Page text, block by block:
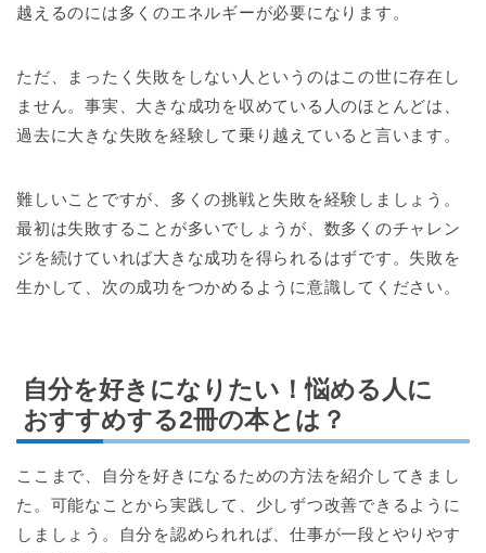
越えるのには多くのエネルギーが必要になります。
ただ、まったく失敗をしない人というのはこの世に存在し
ません。事実、大きな成功を収めている人のほとんどは、
過去に大きな失敗を経験して乗り越えていると言います。
難しいことですが、多くの挑戦と失敗を経験しましょう。
最初は失敗することが多いでしょうが、数多くのチャレン
ジを続けていれば大きな成功を得られるはずです。失敗を
生かして、次の成功をつかめるように意識してください。
自分を好きになりたい！悩める人に
おすすめする2冊の本とは？
ここまで、自分を好きになるための方法を紹介してきまし
た。可能なことから実践して、少しずつ改善できるように
しましょう。自分を認められれば、仕事が一段とやりやす